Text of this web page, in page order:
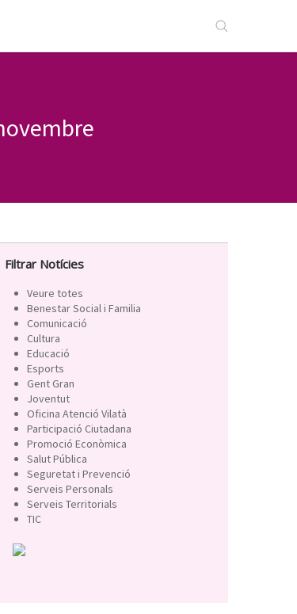
Filtrar Notícies
Veure totes
Benestar Social i Familia
Comunicació
Cultura
Educació
Esports
Gent Gran
Joventut
Oficina Atenció Vilatà
Participació Ciutadana
Promoció Econòmica
Salut Pública
Seguretat i Prevenció
Serveis Personals
Serveis Territorials
TIC